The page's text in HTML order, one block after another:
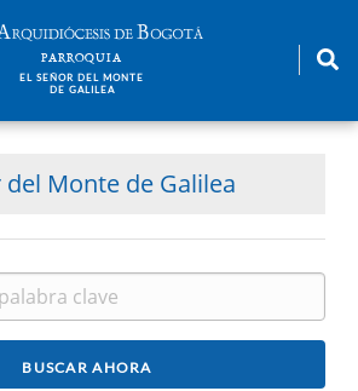
PARROQUIA
EL SEÑOR DEL MONTE
DE GALILEA
del Monte de Galilea